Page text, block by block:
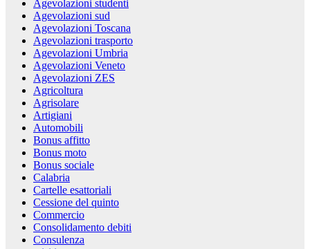
Agevolazioni studenti
Agevolazioni sud
Agevolazioni Toscana
Agevolazioni trasporto
Agevolazioni Umbria
Agevolazioni Veneto
Agevolazioni ZES
Agricoltura
Agrisolare
Artigiani
Automobili
Bonus affitto
Bonus moto
Bonus sociale
Calabria
Cartelle esattoriali
Cessione del quinto
Commercio
Consolidamento debiti
Consulenza